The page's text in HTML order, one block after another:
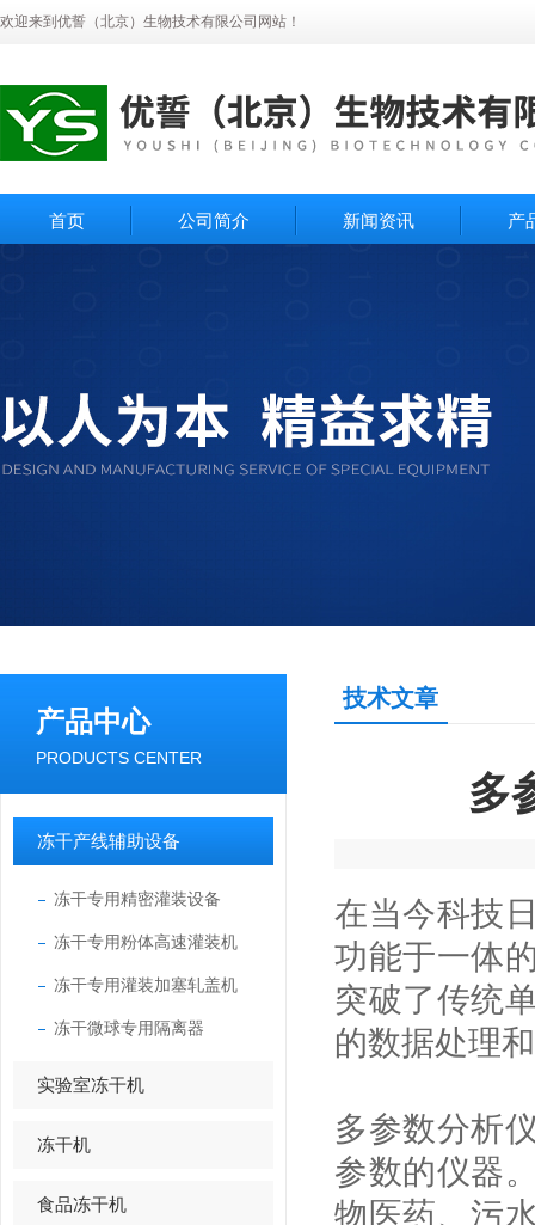
欢迎来到优誓（北京）生物技术有限公司网站！
首页 公司简介 新闻资讯 产
产品中心
PRODUCTS CENTER
冻干产线辅助设备
冻干专用精密灌装设备
冻干专用粉体高速灌装机
冻干专用灌装加塞轧盖机
冻干微球专用隔离器
实验室冻干机
冻干机
食品冻干机
技术文章
多
在当今科技
功能于一体
突破了传统
的数据处理
多参数分析
参数的仪器
物医药、污